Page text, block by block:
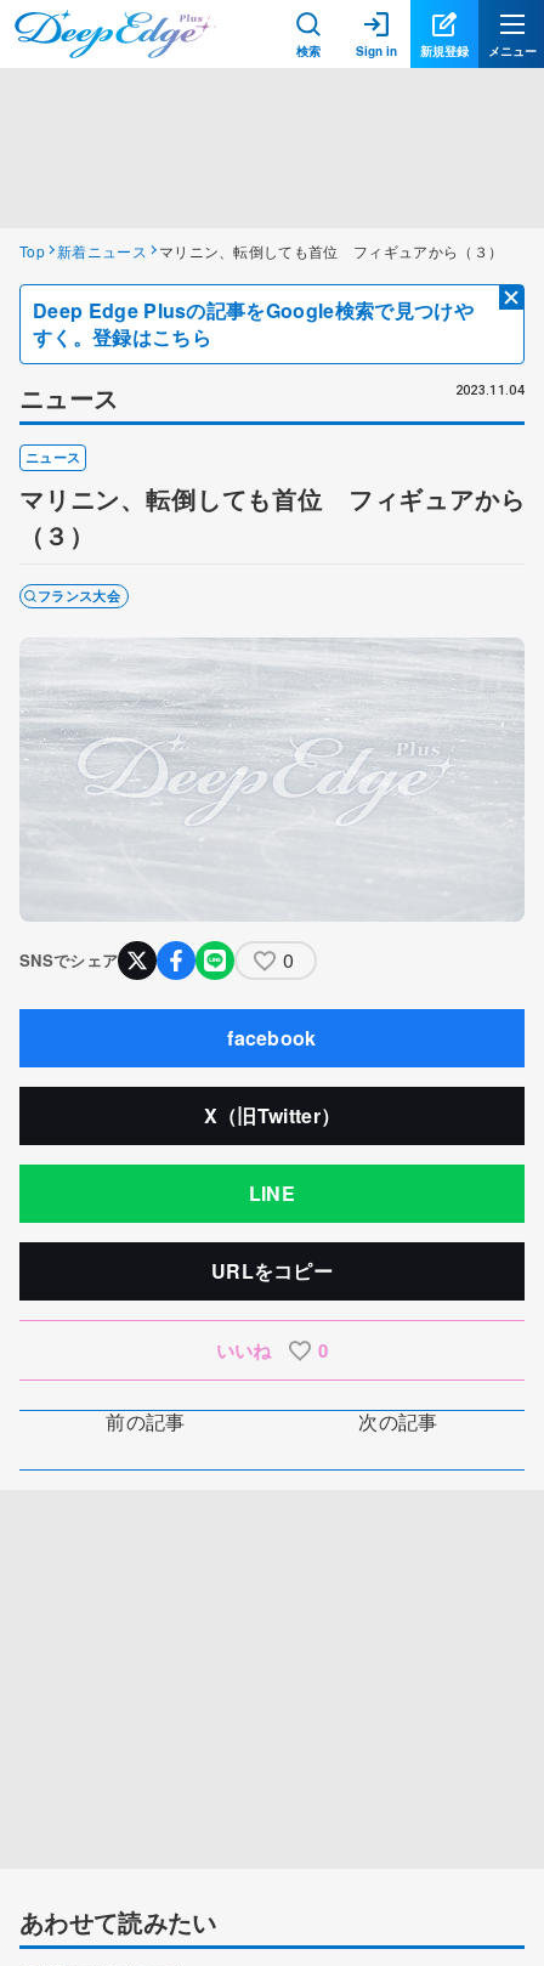
検索 Sign in 新規登録 メニュー
Top 新着ニュース マリニン、転倒しても首位 フィギュアから（３）
Deep Edge Plusの記事をGoogle検索で見つけや
すく。登録はこちら
ニュース 2023.11.04
ニュース
マリニン、転倒しても首位 フィギュアから
（３）
フランス大会
SNSでシェア 0
facebook
X（旧Twitter）
LINE
URLをコピー
いいね 0
前の記事 次の記事
あわせて読みたい